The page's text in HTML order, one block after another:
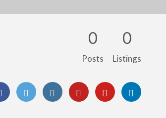
0
Posts
0
Listings